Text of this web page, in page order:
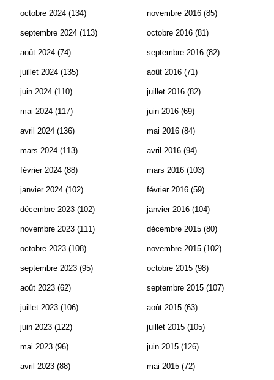
octobre 2024 (134)
septembre 2024 (113)
août 2024 (74)
juillet 2024 (135)
juin 2024 (110)
mai 2024 (117)
avril 2024 (136)
mars 2024 (113)
février 2024 (88)
janvier 2024 (102)
décembre 2023 (102)
novembre 2023 (111)
octobre 2023 (108)
septembre 2023 (95)
août 2023 (62)
juillet 2023 (106)
juin 2023 (122)
mai 2023 (96)
avril 2023 (88)
novembre 2016 (85)
octobre 2016 (81)
septembre 2016 (82)
août 2016 (71)
juillet 2016 (82)
juin 2016 (69)
mai 2016 (84)
avril 2016 (94)
mars 2016 (103)
février 2016 (59)
janvier 2016 (104)
décembre 2015 (80)
novembre 2015 (102)
octobre 2015 (98)
septembre 2015 (107)
août 2015 (63)
juillet 2015 (105)
juin 2015 (126)
mai 2015 (72)